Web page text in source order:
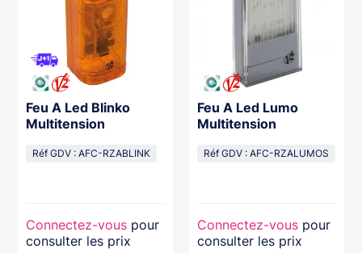
Feu A Led Blinko
Multitension
Réf GDV : AFC-RZABLINK
Connectez-vous pour
consulter les prix
Feu A Led Lumo
Multitension
Réf GDV : AFC-RZALUMOS
Connectez-vous pour
consulter les prix